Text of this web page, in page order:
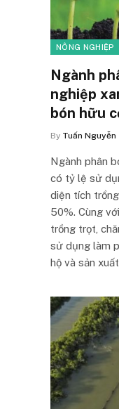
NÔNG NGHIỆP
Ngành
nghiệp
bón hữu
By Tuấn Nguyễn
Ngành phân
có tỷ lệ sử
diện tích
50%. Cùng
trồng trọt,
sử dụng làm
hộ và sản